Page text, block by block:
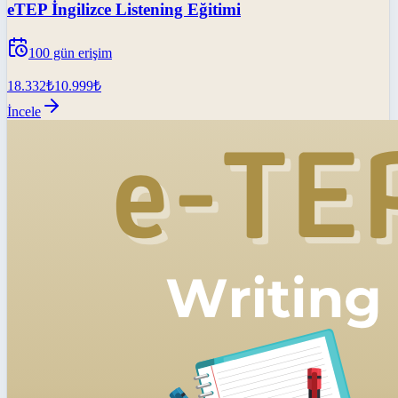
eTEP İngilizce Listening Eğitimi
100 gün erişim
18.332₺10.999₺
İncele